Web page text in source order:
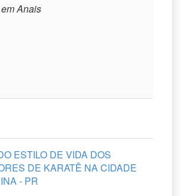
Anais
ESTILO DE VIDA DOS
DE KARATÊ NA CIDADE
- PR